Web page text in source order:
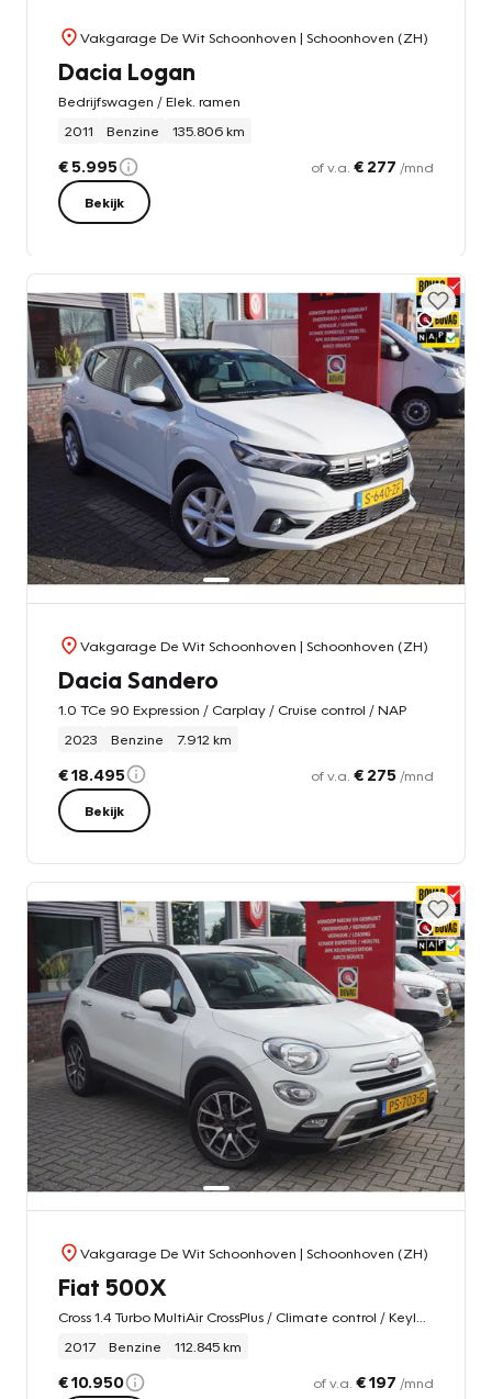
Vakgarage De Wit Schoonhoven | Schoonhoven (ZH)
Dacia Logan
Bedrijfswagen / Elek. ramen
2011
Benzine 135.806 km
€ 5.995 of v.a. € 277 /mnd
Bekijk
Vakgarage De Wit Schoonhoven | Schoonhoven (ZH)
Dacia Sandero
1.0 TCe 90 Expression / Carplay / Cruise control / NAP
2023
Benzine 7.912 km
€ 18.495 of v.a. € 275 /mnd
Bekijk
Vakgarage De Wit Schoonhoven | Schoonhoven (ZH)
Fiat 500X
2017
Benzine 112.845 km
€ 10.950 of v.a. € 197 /mnd